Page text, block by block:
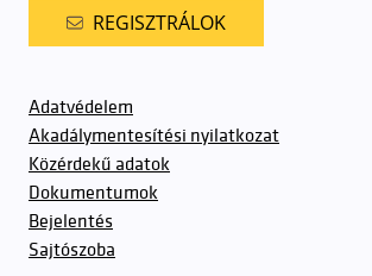
REGISZTRÁLOK
Adatvédelem
Akadálymentesítési nyilatkozat
Közérdekű adatok
Dokumentumok
Bejelentés
Sajtószoba